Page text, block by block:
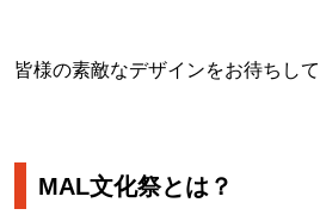
皆様の素敵なデザインをお待ちして
MAL文化祭とは？